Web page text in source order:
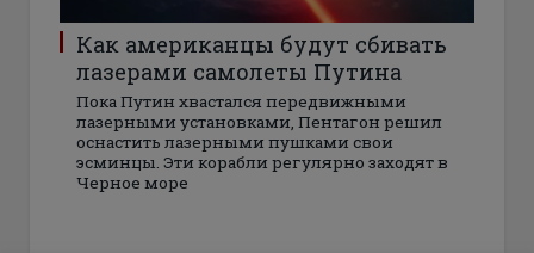
Как американцы будут сбивать
лазерами самолеты Путина
Пока Путин хвастался передвижными
лазерными установками, Пентагон решил
оснастить лазерными пушками свои
эсминцы. Эти корабли регулярно заходят в
Черное море